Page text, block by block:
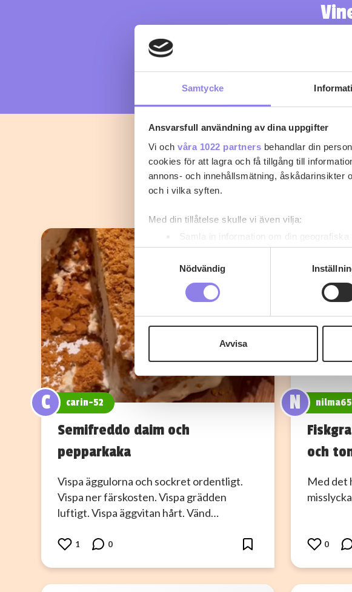
Samtycke
Ansvarsfull användning av dina uppgifter
Vi och våra 1022 partners behandlar din
cookies för att lagra och få tillgång till
annons- och innehållsmätning, åskådarinsikter
och i vilka syften.
Med din tillåtelse skulle vi även vilja:
Samla in information om din
Identifiera din enhet genom att aktivt
Ta reda på mer om hur dina personliga
eller dra tillbaka ditt samtycke när som helst
eller äldre. Genom att besöka webbplatsen
till de sociala medier och annons- och
med annan information som du har
Samtyckesval
Nödvändig
Avvisa
C carin-52
Semifreddo daim och
pepparkaka
Vispa äggulorna och sockret ordentligt.
Vispa ner färskosten. Vispa grädden
luftigt. Vispa äggvitan hårt. Vänd…
1 0
N nilma65
och
Med det
0